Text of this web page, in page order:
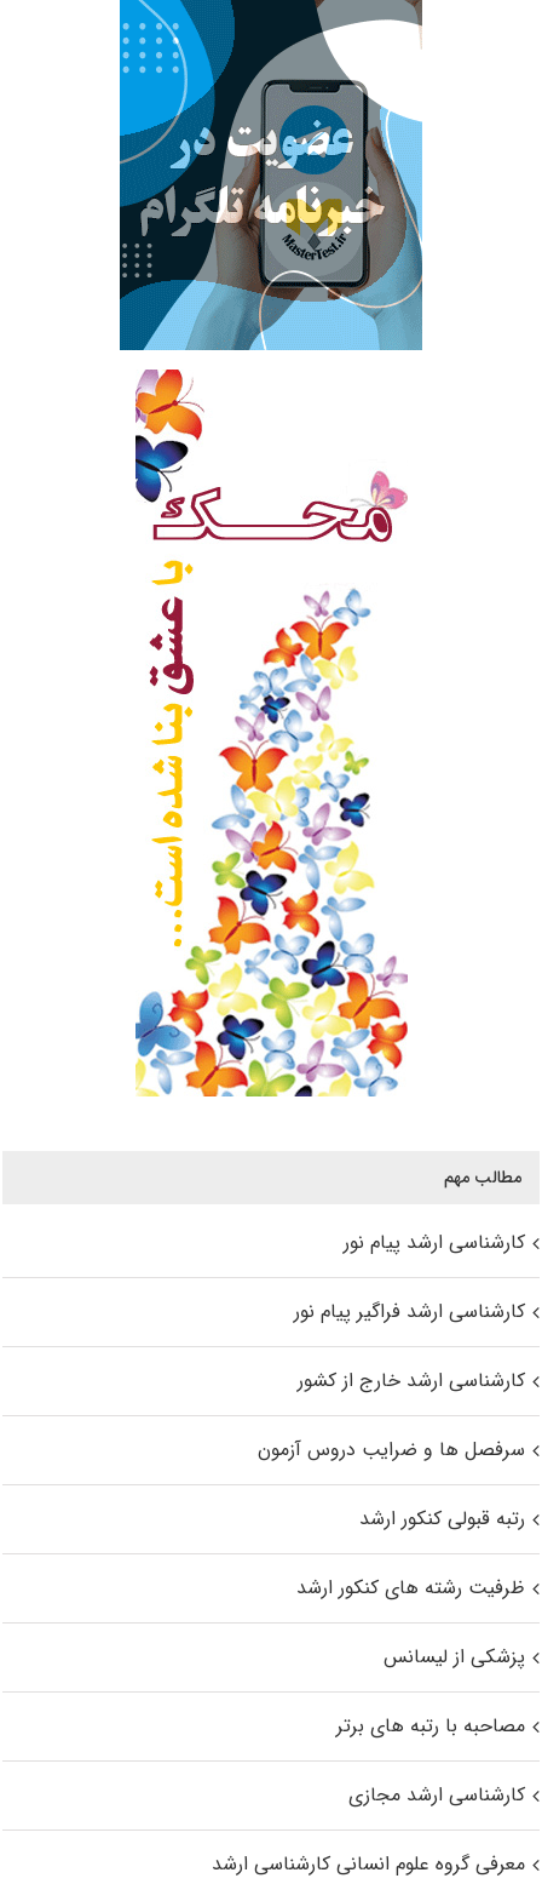
مطالب مهم
کارشناسی ارشد پیام نور
کارشناسی ارشد فراگیر پیام نور
کارشناسی ارشد خارج از کشور
سرفصل ها و ضرایب دروس آزمون
رتبه قبولی کنکور ارشد
ظرفیت رشته های کنکور ارشد
پزشکی از لیسانس
مصاحبه با رتبه های برتر
کارشناسی ارشد مجازی
معرفی گروه علوم انسانی کارشناسی ارشد